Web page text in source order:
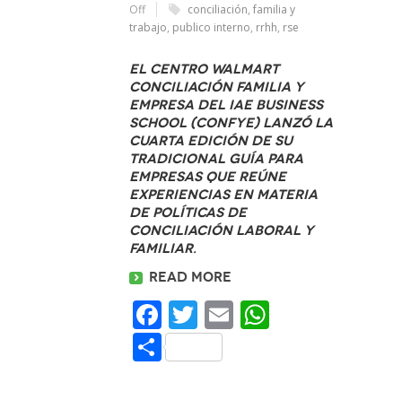
Off
conciliación, familia y
trabajo, publico interno, rrhh, rse
El Centro Walmart
Conciliación Familia y
Empresa del IAE Business
School (CONFyE) lanzó la
cuarta edición de su
tradicional Guía para
empresas que reúne
experiencias en materia
de políticas de
conciliación laboral y
familiar.
Read more
Facebook
Twitter
Email
Share